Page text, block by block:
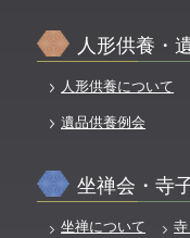
人形供養・
人形供養について
遺品供養例会
坐禅会・寺
坐禅について